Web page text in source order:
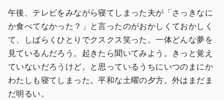
午後、テレビをみながら寝てしまった夫が「さっきなに
か食べてなかった？」と言ったのがおかしくておかしく
て、しばらくひとりでクスクス笑った。一体どんな夢を
見ているんだろう。起きたら聞いてみよう。きっと覚え
ていないだろうけど。と思っているうちにいつのまにか
わたしも寝てしまった。平和な土曜の夕方。外はまだま
だ明るい。